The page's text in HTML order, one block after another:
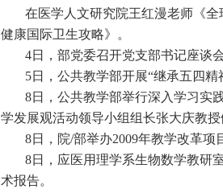
在医学人文研究院王红漫老师《
健康国际卫生攻略》。
4日，部党委召开党支部书记座谈
5日，公共教学部开展“继承五四
8日，公共教学部举行深入学习实
学发展观活动领导小组组长张大庆教
8日，院/部举办2009年教学改革项
8日，应医用理学系生物数学教研
术报告。